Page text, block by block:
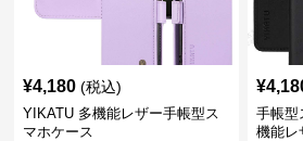
¥4,180 (税込)
YIKATU 多機能レザー手帳型ス
マホケース
¥
手帳型
機能レ